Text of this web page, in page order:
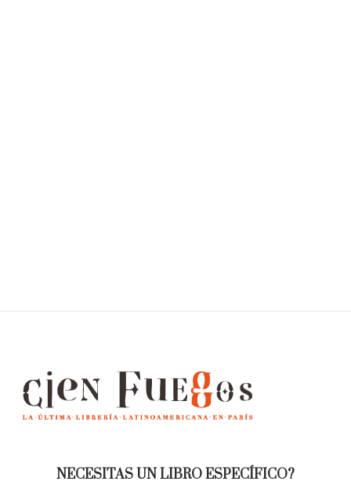
NECESITAS UN LIBRO ESPECÍFICO?